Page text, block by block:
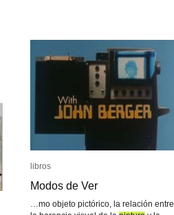
libros
Modos de Ver
…mo objeto pictórico, la relación entre
libros
Modos de Ver